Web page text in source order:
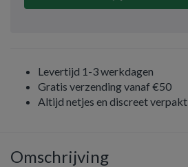
Levertijd 1-3 werkdagen
Gratis verzending vanaf €50
Altijd netjes en discreet verpakt
Omschrijving